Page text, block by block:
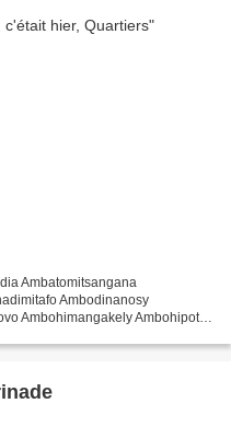
Ambatomitsangana
Ambodinanosy
Ambohimangakely Ambohipotsy
Ankadibevavo Ankadifotsy